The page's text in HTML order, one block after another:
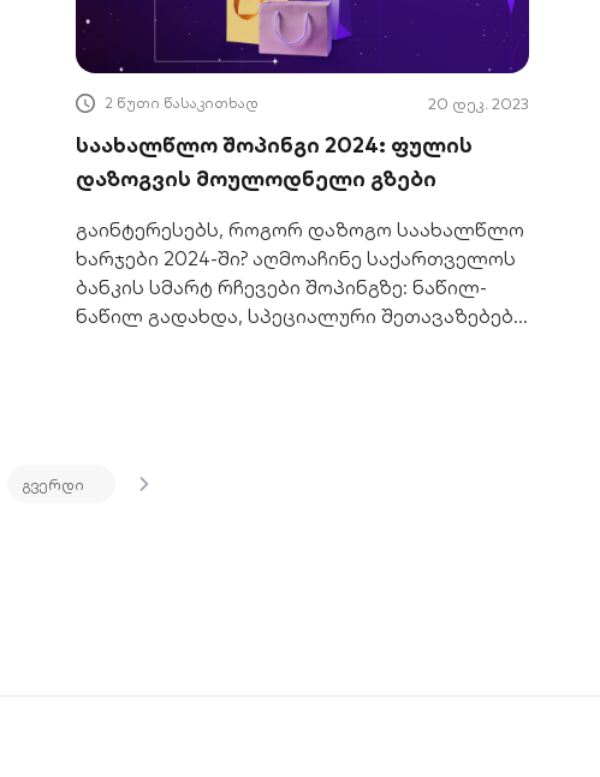
2 წუთი წასაკითხად 20 დეკ. 2023
საახალწლო შოპინგი 2024: ფულის
დაზოგვის მოულოდნელი გზები
გაინტერესებს, როგორ დაზოგო საახალწლო
ხარჯები 2024-ში? აღმოაჩინე საქართველოს
ბანკის სმარტ რჩევები შოპინგზე: ნაწილ-
ნაწილ გადახდა, სპეციალური შეთავაზებები